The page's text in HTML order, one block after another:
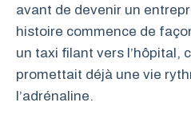
avant de devenir un
histoire commence de
un taxi filant vers l’hôpital,
promettait déjà une vie
l’adrénaline.